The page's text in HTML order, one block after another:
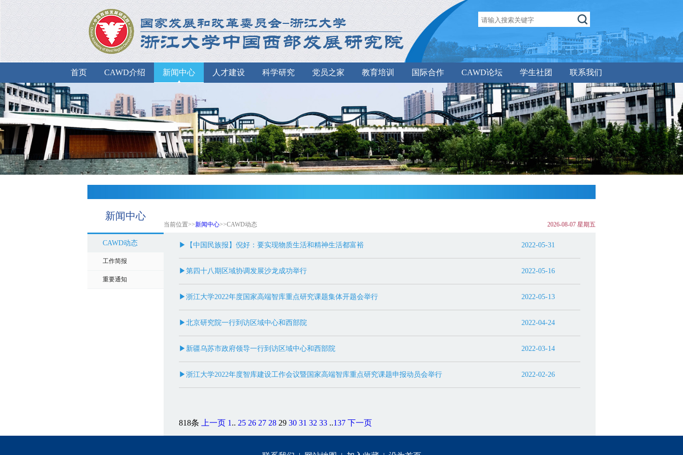
首页 CAWD介绍 新闻中心 人才建设 科学研究 党员之家 教育培训 国际合作 CAWD论坛 学生社团 联系我们
新闻中心
当前位置>>新闻中心>>CAWD动态 2026-08-07 星期五
CAWD动态
工作简报
重要通知
▶【中国民族报】倪好：要实现物质生活和精神生活都富裕 2022-05-31
▶第四十八期区域协调发展沙龙成功举行 2022-05-16
▶浙江大学2022年度国家高端智库重点研究课题集体开题会举行 2022-05-13
▶北京研究院一行到访区域中心和西部院 2022-04-24
▶新疆乌苏市政府领导一行到访区域中心和西部院 2022-03-14
▶浙江大学2022年度智库建设工作会议暨国家高端智库重点研究课题申报动员会举行 2022-02-26
818条 上一页 1 .. 25 26 27 28 29 30 31 32 33 ..137 下一页